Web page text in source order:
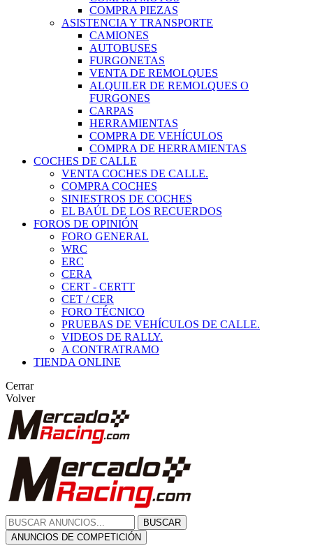
COMPRA PIEZAS
ASISTENCIA Y TRANSPORTE
CAMIONES
AUTOBUSES
FURGONETAS
VENTA DE REMOLQUES
ALQUILER DE REMOLQUES O
FURGONES
CARPAS
HERRAMIENTAS
COMPRA DE VEHÍCULOS
COMPRA DE HERRAMIENTAS
COCHES DE CALLE
VENTA COCHES DE CALLE.
COMPRA COCHES
SINIESTROS DE COCHES
EL BAÚL DE LOS RECUERDOS
FOROS DE OPINIÓN
FORO GENERAL
WRC
ERC
CERA
CERT - CERTT
CET / CER
FORO TÉCNICO
PRUEBAS DE VEHÍCULOS DE CALLE.
VIDEOS DE RALLY.
A CONTRATRAMO
TIENDA ONLINE
Cerrar
Volver
BUSCAR
ANUNCIOS DE COMPETICIÓN